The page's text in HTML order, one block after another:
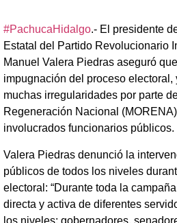
#PachucaHidalgo.- El presidente
Estatal del Partido Revolucionario
Manuel Valera Piedras aseguró
impugnación del proceso electoral,
muchas irregularidades por parte
Regeneración Nacional
involucrados funcionarios públicos.
Valera Piedras denunció la
públicos de todos los niveles
electoral: “Durante toda la
directa y activa de diferentes
los niveles; gobernadores,